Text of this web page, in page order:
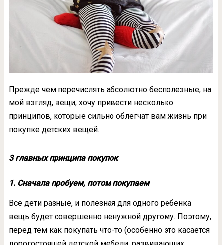
Прежде чем перечислять абсолютно бесполезные, на
мой взгляд, вещи, хочу привести несколько
принципов, которые сильно облегчат вам жизнь при
покупке детских вещей.
3 главных принципа покупок
1. Сначала пробуем, потом покупаем
Все дети разные, и полезная для одного ребёнка
вещь будет совершенно ненужной другому. Поэтому,
перед тем как покупать что-то (особенно это касается